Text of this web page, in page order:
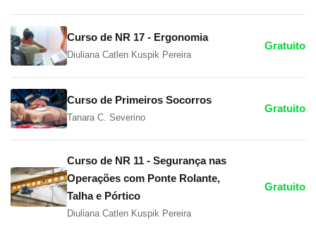
Curso de NR 17 - Ergonomia
Diuliana Catlen Kuspik Pereira
Gratuito
Curso de Primeiros Socorros
Tanara C. Severino
Gratuito
Curso de NR 11 - Segurança nas
Operações com Ponte Rolante,
Talha e Pórtico
Diuliana Catlen Kuspik Pereira
Gratuito